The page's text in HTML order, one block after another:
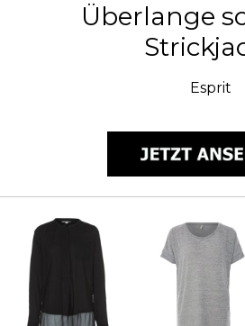
Überlange
Esprit